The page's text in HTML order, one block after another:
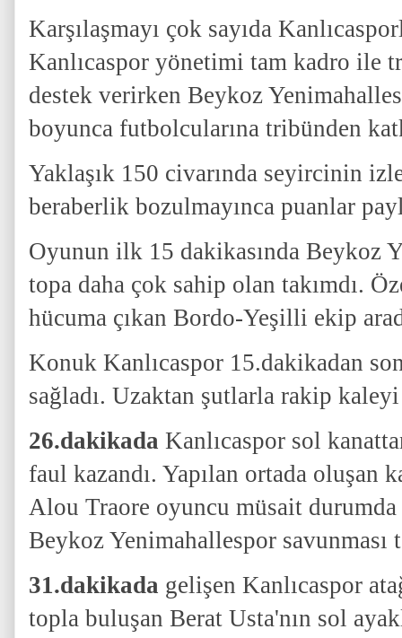
Karşılaşmayı çok sayıda
Kanlıcaspor yönetimi tam kadro ile
destek verirken Beykoz
boyunca futbolcularına tribünden
Yaklaşık 150 civarında seyircinin
beraberlik bozulmayınca puanlar
Oyunun ilk 15 dakikasında Beykoz
topa daha çok sahip olan takımdı.
hücuma çıkan Bordo-Yeşilli ekip
Konuk Kanlıcaspor 15.dakikadan
sağladı. Uzaktan şutlarla rakip
26.dakikada Kanlıcaspor sol
faul kazandı. Yapılan ortada oluşan
Alou Traore oyuncu müsait durumda
Beykoz Yenimahallespor savunması
31.dakikada gelişen Kanlıcaspor
topla buluşan Berat Usta'nın sol